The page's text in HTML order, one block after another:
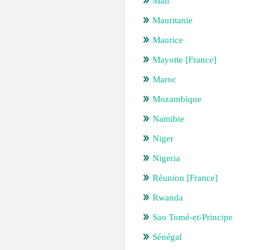
Mauritanie
Maurice
Mayotte [France]
Maroc
Mozambique
Namibie
Niger
Nigeria
Réunion [France]
Rwanda
Sao Tomé-et-Principe
Sénégal